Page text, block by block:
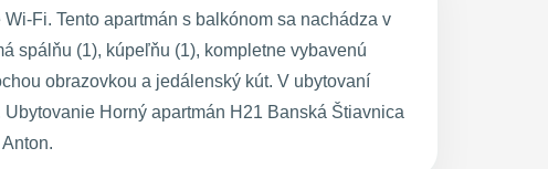
Fi. Tento apartmán s balkónom sa nachádza v
spálňu (1), kúpeľňu (1), kompletne vybavenú
obrazovkou a jedálenský kút. V ubytovaní
Horný apartmán H21 Banská Štiavnica